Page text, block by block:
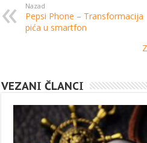
Nazad
Pepsi Phone – Transformacija
pića u smartfon
VEZANI ČLANCI